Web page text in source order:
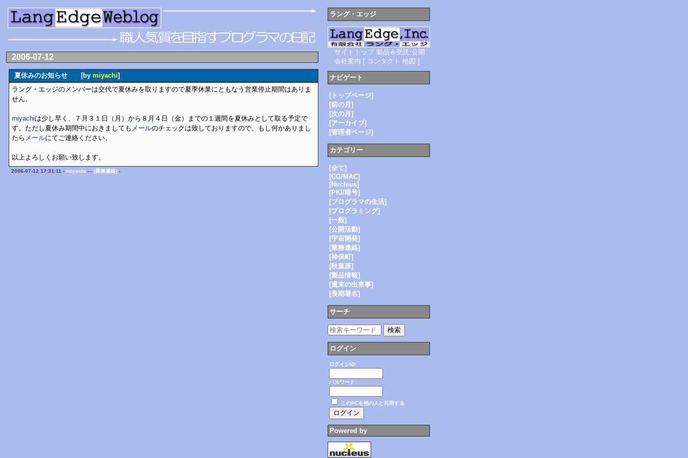
2006-07-12
夏休みのお知らせ [by miyachi]
ラング・エッジのメンバーは交代で夏休みを取りますので夏季休業にともなう営業停止期間はありま
せん。
miyachiは少し早く、７月３１日（月）から８月４日（金）までの１週間を夏休みとして取る予定で
す。ただし夏休み期間中におきましても メールのチェックは致しておりますので、もし何かありまし
たら メールにてご連絡ください。
以上よろしくお願い致します。
2006-07-12 17:31:11 - miyachi - - [業務連絡] -
ラング・エッジ
サイトトップ 製品＆受託 公開
会社案内 [ コンタクト 地図 ]
ナビゲート
[トップページ]
[前の月]
[次の月]
[アーカイブ]
[管理者ページ]
カテゴリー
[全て]
[CG/MAC]
[Nucleus]
[PKI/暗号]
[プログラマの生活]
[プログラミング]
[一般]
[公開活動]
[宇宙開発]
[業務連絡]
[神保町]
[秋葉原]
[製品情報]
[週末の出来事]
[長期署名]
サーチ
ログイン
ログインID:
パスワード:
このPCを他の人と共用する
Powered by